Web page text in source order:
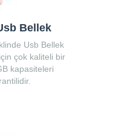
Bellek
Usb Bellek
çok kaliteli bir
kapasiteleri